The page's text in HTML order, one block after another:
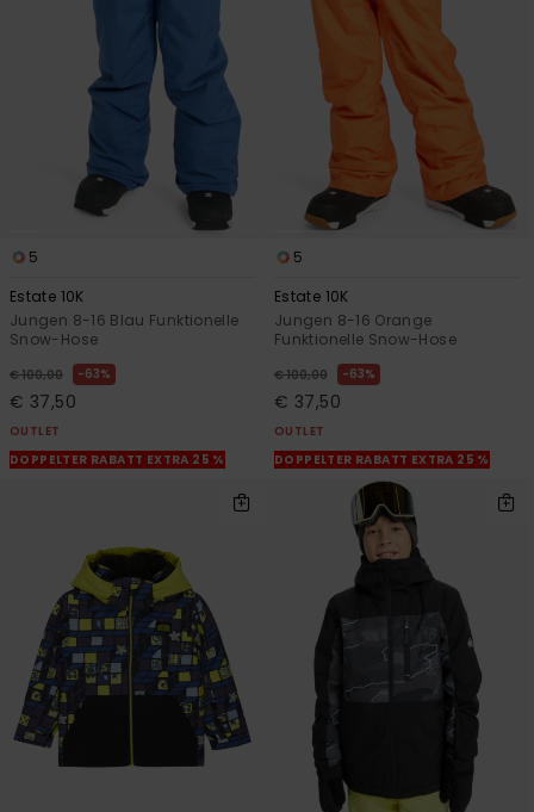
Kontaktformular.
5
Estate 10K
Jungen 8-16 Blau Funktionelle
Snow-Hose
€ 100,00 63%
€ 37,50
OUTLET
DOPPELTER RABATT EXTRA 25 %
5
Estate 10K
Jungen 8-16 Orange
Funktionelle Snow-Hose
€ 100,00 63%
€ 37,50
OUTLET
DOPPELTER RABATT EXTRA 25 %